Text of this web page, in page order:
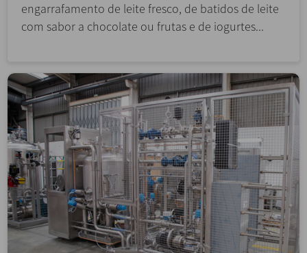
engarrafamento de leite fresco, de batidos de leite
com sabor a chocolate ou frutas e de iogurtes...